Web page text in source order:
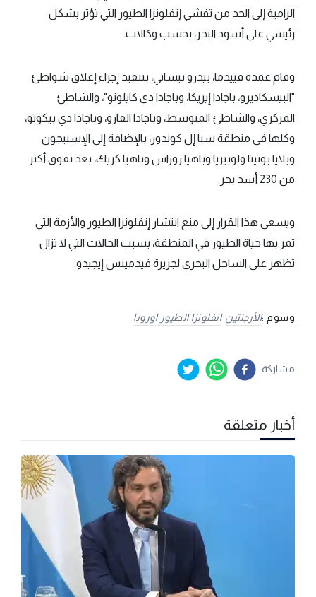
الرامية إلى الحد من تفشي إنفلونزا الطيور التي تؤثر بشكل
رئيسي على أسود البحر، بحسب وكالات.
وقام عمدة فييدما، بيدرو بيساتي، بتنفيذ إجراء إغلاق شواطئ
"البيسكاديرو، باجادا إيريكا، وباجادا دي كايلوتو"، والشاطئ
المركزي، والشاطئ المتوسط، وباجادا الفارو، وباجادا دي بيكوتو،
وكلها في منطقة سبا إل كوندور، بالإضافة إلى الإسبيجون
وبلايا بونيتا ولوبيريا وباهيا روزاس وباهيا كريك، بعد نفوق أكثر
من 230 أسد بحر.
ويسعى هذا القرار إلى منع انتشار إنفلونزا الطيور والأزمة التي
تمر بها حياة الطيور في المنطقة، بسبب الحالات التي لا تزال
تظهر على الساحل البحري لجزيرة فيدمينس إيجيدو.
وسوم :الأرجنتين انفلونزا الطيور اوروبا
مشاركة
أخبار متعلقة